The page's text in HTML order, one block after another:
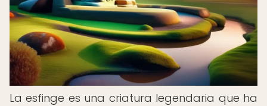
La esfinge es una criatura legendaria que ha